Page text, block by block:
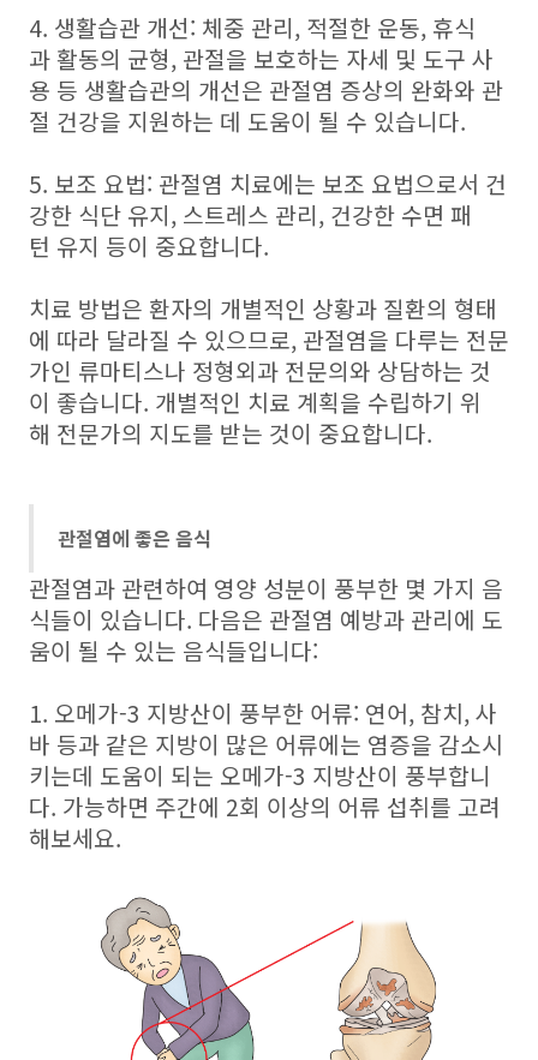
4. 생활습관 개선: 체중 관리, 적절한 운동, 휴식
과 활동의 균형, 관절을 보호하는 자세 및 도구 사
용 등 생활습관의 개선은 관절염 증상의 완화와 관
절 건강을 지원하는 데 도움이 될 수 있습니다.
5. 보조 요법: 관절염 치료에는 보조 요법으로서 건
강한 식단 유지, 스트레스 관리, 건강한 수면 패
턴 유지 등이 중요합니다.
치료 방법은 환자의 개별적인 상황과 질환의 형태
에 따라 달라질 수 있으므로, 관절염을 다루는 전문
가인 류마티스나 정형외과 전문의와 상담하는 것
이 좋습니다. 개별적인 치료 계획을 수립하기 위
해 전문가의 지도를 받는 것이 중요합니다.
관절염에 좋은 음식
관절염과 관련하여 영양 성분이 풍부한 몇 가지 음
식들이 있습니다. 다음은 관절염 예방과 관리에 도
움이 될 수 있는 음식들입니다:
1. 오메가-3 지방산이 풍부한 어류: 연어, 참치, 사
바 등과 같은 지방이 많은 어류에는 염증을 감소시
키는데 도움이 되는 오메가-3 지방산이 풍부합니
다. 가능하면 주간에 2회 이상의 어류 섭취를 고려
해보세요.